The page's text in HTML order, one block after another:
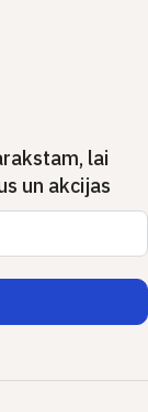
lai
un akcijas